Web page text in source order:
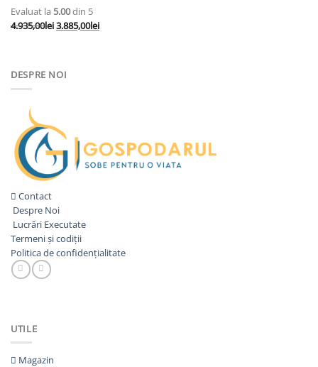
Evaluat la 5.00din 5
4.935,00leiPrețul
4.935,00lei.
3.885,00leiPrețul
DESPRE NOI
Contact
Despre Noi
Lucrări Executate
Termeni și codiții
Politica de confidențialitate
UTILE
Magazin